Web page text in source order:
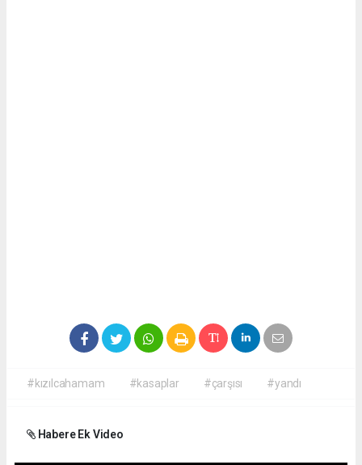
#kızılcahamam #kasaplar #çarşısı #yandı
Habere Ek Video